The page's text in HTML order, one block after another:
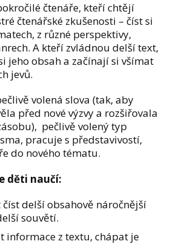
čtenáře, kteří chtějí
čtenářské zkušenosti – číst si
z různé perspektivy,
A kteří zvládnou delší text,
jeho obsah a začínají si všímat
jevů.
volená slova (tak, aby
před nové výzvy a rozšiřovala
pečlivě volený typ
pracuje s představivostí,
do nového tématu.
děti naučí:
číst delší obsahově náročnější
souvětí.
informace z textu, chápat je